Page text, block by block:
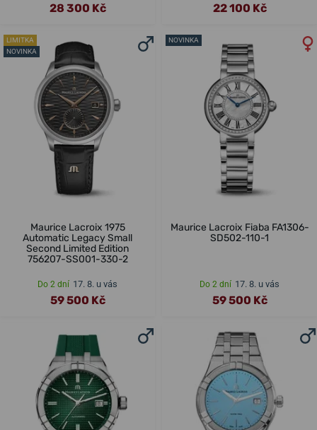
28 300 Kč 22 100 Kč
LIMITKA
NOVINKA
Maurice Lacroix 1975
Automatic Legacy Small
Second Limited Edition
756207-SS001-330-2
Do 2 dní 17. 8. u vás
59 500 Kč
NOVINKA
Maurice Lacroix Fiaba FA1306-
SD502-110-1
Do 2 dní 17. 8. u vás
59 500 Kč